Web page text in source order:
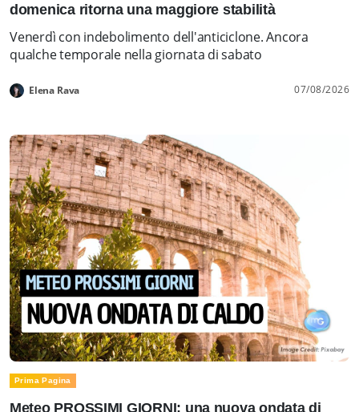
domenica ritorna una maggiore stabilità
Venerdì con indebolimento dell'anticiclone. Ancora
qualche temporale nella giornata di sabato
Elena Rava 07/08/2026
Prima Pagina
Meteo PROSSIMI GIORNI: una nuova ondata di